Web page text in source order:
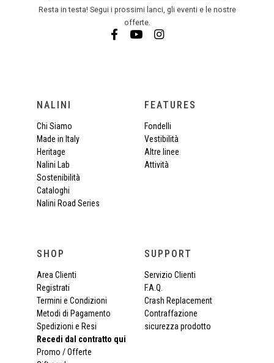
Resta in testa! Segui i prossimi lanci, gli eventi e le nostre
offerte.
NALINI
Chi Siamo
Made in Italy
Heritage
Nalini Lab
Sostenibilità
Cataloghi
Nalini Road Series
FEATURES
Fondelli
Vestibilità
Altre linee
Attività
SHOP
Area Clienti
Registrati
Termini e Condizioni
Metodi di Pagamento
Spedizioni e Resi
Recedi dal contratto qui
Promo / Offerte
SUPPORT
Servizio Clienti
F.A.Q.
Crash Replacement
Contraffazione
sicurezza prodotto